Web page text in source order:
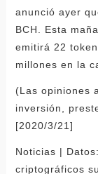
anunció ayer
BCH. Esta
emitirá 22
millones en la
(Las opiniones
inversión,
[2020/3/21]
Noticias |
criptográficos